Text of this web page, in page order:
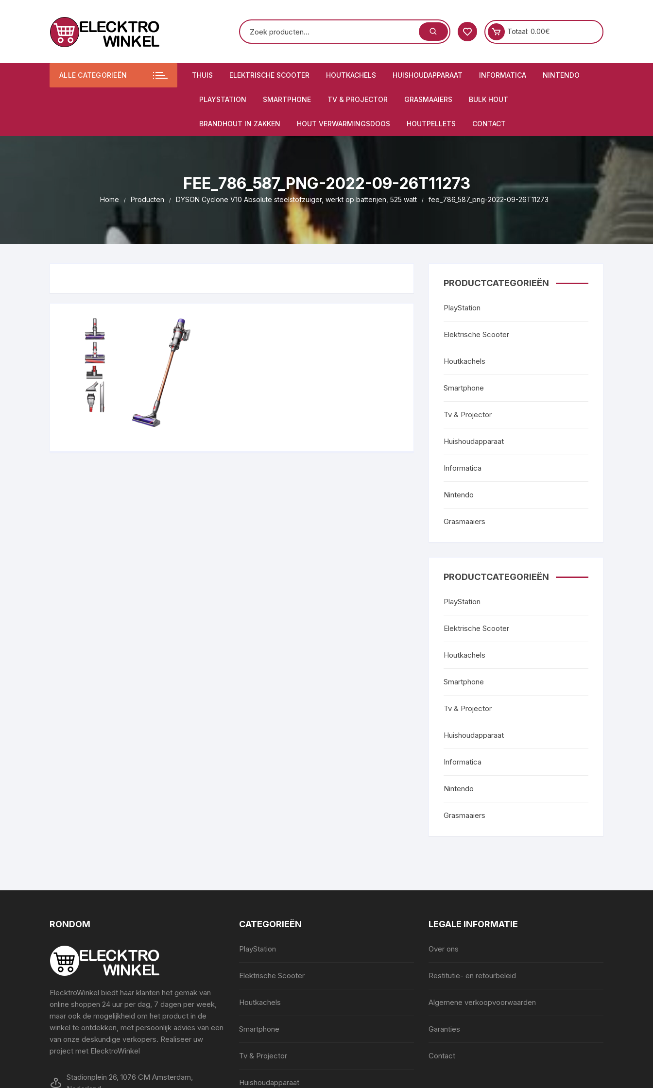
Totaal: 0.00€
ALLE CATEGORIEËN THUIS ELEKTRISCHE SCOOTER HOUTKACHELS HUISHOUDAPPARAAT INFORMATICA NINTENDO
PLAYSTATION SMARTPHONE TV & PROJECTOR GRASMAAIERS BULK HOUT
BRANDHOUT IN ZAKKEN HOUT VERWARMINGSDOOS HOUTPELLETS CONTACT
FEE_786_587_PNG-2022-09-26T11273
Home Producten DYSON Cyclone V10 Absolute steelstofzuiger, werkt op batterijen, 525 watt fee_786_587_png-2022-09-26T11273
PRODUCTCATEGORIEËN
PlayStation
Elektrische Scooter
Houtkachels
Smartphone
Tv & Projector
Huishoudapparaat
Informatica
Nintendo
Grasmaaiers
PRODUCTCATEGORIEËN
PlayStation
Elektrische Scooter
Houtkachels
Smartphone
Tv & Projector
Huishoudapparaat
Informatica
Nintendo
Grasmaaiers
RONDOM
ElecktroWinkel biedt haar klanten het gemak van
online shoppen 24 uur per dag, 7 dagen per week,
maar ook de mogelijkheid om het product in de
winkel te ontdekken, met persoonlijk advies van een
van onze deskundige verkopers. Realiseer uw
project met ElecktroWinkel
Stadionplein 26, 1076 CM Amsterdam,
CATEGORIEËN
PlayStation
Elektrische Scooter
Houtkachels
Smartphone
Tv & Projector
Huishoudapparaat
LEGALE INFORMATIE
Over ons
Restitutie- en retourbeleid
Algemene verkoopvoorwaarden
Garanties
Contact